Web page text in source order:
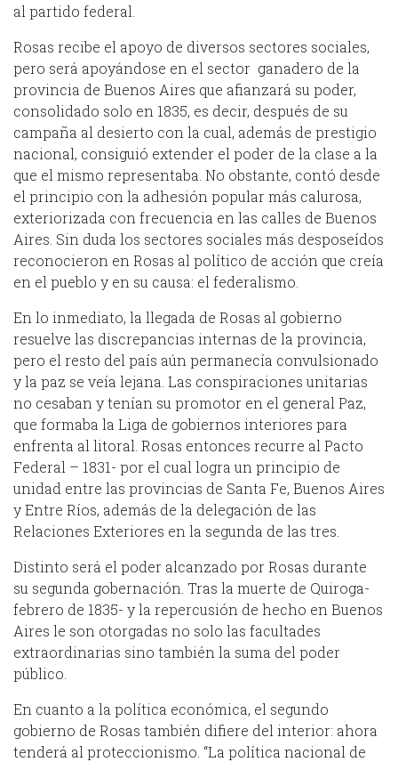
al partido federal.
Rosas recibe el apoyo de diversos sectores sociales,
pero será apoyándose en el sector ganadero de la
provincia de Buenos Aires que afianzará su poder,
consolidado solo en 1835, es decir, después de su
campaña al desierto con la cual, además de prestigio
nacional, consiguió extender el poder de la clase a la
que el mismo representaba. No obstante, contó desde
el principio con la adhesión popular más calurosa,
exteriorizada con frecuencia en las calles de Buenos
Aires. Sin duda los sectores sociales más desposeídos
reconocieron en Rosas al político de acción que creía
en el pueblo y en su causa: el federalismo.
En lo inmediato, la llegada de Rosas al gobierno
resuelve las discrepancias internas de la provincia,
pero el resto del país aún permanecía convulsionado
y la paz se veía lejana. Las conspiraciones unitarias
no cesaban y tenían su promotor en el general Paz,
que formaba la Liga de gobiernos interiores para
enfrenta al litoral. Rosas entonces recurre al Pacto
Federal – 1831- por el cual logra un principio de
unidad entre las provincias de Santa Fe, Buenos Aires
y Entre Ríos, además de la delegación de las
Relaciones Exteriores en la segunda de las tres.
Distinto será el poder alcanzado por Rosas durante
su segunda gobernación. Tras la muerte de Quiroga-
febrero de 1835- y la repercusión de hecho en Buenos
Aires le son otorgadas no solo las facultades
extraordinarias sino también la suma del poder
público.
En cuanto a la política económica, el segundo
gobierno de Rosas también difiere del interior: ahora
tenderá al proteccionismo. “La política nacional de